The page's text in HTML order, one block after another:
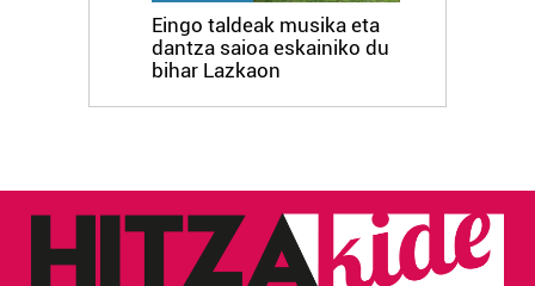
Eingo taldeak musika eta
dantza saioa eskainiko du
bihar Lazkaon